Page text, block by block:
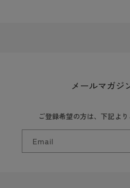
メールマガジ
ご登録希望の方は、下記より
Email